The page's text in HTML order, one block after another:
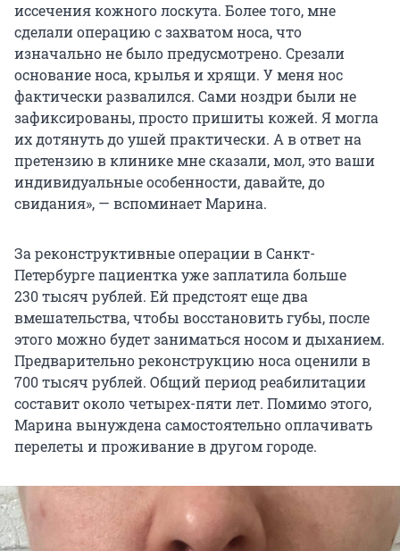
иссечения кожного лоскута. Более того, мне
сделали операцию с захватом носа, что
изначально не было предусмотрено. Срезали
основание носа, крылья и хрящи. У меня нос
фактически развалился. Сами ноздри были не
зафиксированы, просто пришиты кожей. Я могла
их дотянуть до ушей практически. А в ответ на
претензию в клинике мне сказали, мол, это ваши
индивидуальные особенности, давайте, до
свидания», — вспоминает Марина.
За реконструктивные операции в Санкт-
Петербурге пациентка уже заплатила больше
230тысяч рублей. Ей предстоят еще два
вмешательства, чтобы восстановить губы, после
этого можно будет заниматься носом и дыханием.
Предварительно реконструкцию носа оценили в
700тысяч рублей. Общий период реабилитации
составит около четырех-пяти лет. Помимо этого,
Марина вынуждена самостоятельно оплачивать
перелеты и проживание в другом городе.